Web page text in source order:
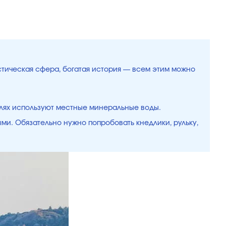
сфера, богатая история — всем этим можно
используют местные минеральные воды.
Обязательно нужно попробовать кнедлики, рульку,